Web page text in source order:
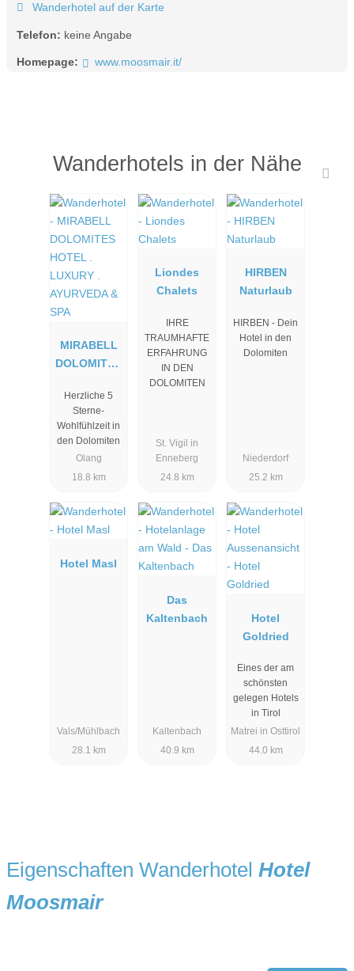
Wanderhotel auf der Karte
Telefon: keine Angabe
Homepage: www.moosmair.it/
Wanderhotels in der Nähe
MIRABELL
DOLOMITES
LUXURY .
AYURVEDA
& SPA
Herzliche 5
Sterne-
Wohlfühlzeit in
den Dolomiten
Olang
18.8 km
Liondes
Chalets
IHRE
TRAUMHAFTE
ERFAHRUNG
IN DEN
DOLOMITEN
St. Vigil in
Enneberg
24.8 km
HIRBEN
Naturlaub
HIRBEN - Dein
Hotel in den
Dolomiten
Niederdorf
25.2 km
Hotel Masl
Vals/Mühlbach
28.1 km
Das
Kaltenbach
Kaltenbach
40.9 km
Hotel
Goldried
Eines der am
schönsten
gelegen Hotels
in Tirol
Matrei in Osttirol
44.0 km
Eigenschaften Wanderhotel Hotel
Moosmair